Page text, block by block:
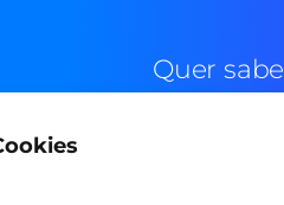
Quer